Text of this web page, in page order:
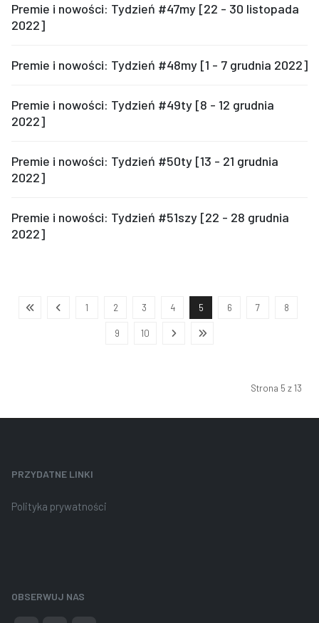
Premie i nowości: Tydzień #47my [22 - 30 listopada
2022]
Premie i nowości: Tydzień #48my [1 - 7 grudnia 2022]
Premie i nowości: Tydzień #49ty [8 - 12 grudnia
2022]
Premie i nowości: Tydzień #50ty [13 - 21 grudnia
2022]
Premie i nowości: Tydzień #51szy [22 - 28 grudnia
2022]
1 2 3 4 5 6 7 8
9 10
Strona 5 z 13
PRZYDATNE LINKI
Polityka prywatności
OBSERWUJ NAS